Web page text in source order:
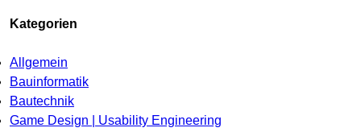
Kategorien
Allgemein
Bauinformatik
Bautechnik
Game Design | Usability Engineering